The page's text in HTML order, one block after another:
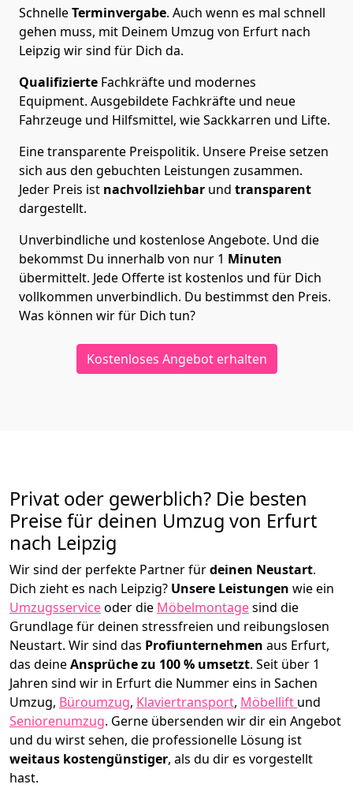
SchnelleTerminvergabe. Auch wenn es mal schnell
gehen muss, mit Deinem Umzug von Erfurt nach
Leipzig wir sind für Dich da.
Qualifizierte Fachkräfte und modernes
Equipment. Ausgebildete Fachkräfte und neue
Fahrzeuge und Hilfsmittel, wie Sackkarren und Lifte.
Eine transparente Preispolitik. Unsere Preise setzen
sich aus den gebuchten Leistungen zusammen.
Jeder Preis ist nachvollziehbar und transparent
dargestellt.
Unverbindliche und kostenlose Angebote. Und die
bekommst Du innerhalb von nur 1 Minuten
übermittelt. Jede Offerte ist kostenlos und für Dich
vollkommen unverbindlich. Du bestimmst den Preis.
Was können wir für Dich tun?
Kostenloses Angebot erhalten
Privat oder gewerblich? Die besten
Preise für deinen Umzug von Erfurt
nach Leipzig
Wir sind der perfekte Partner fürdeinen Neustart.
Dich zieht es nach Leipzig? Unsere Leistungen wie ein
Umzugsserviceoder die Möbelmontagesind die
Grundlage für deinen stressfreien und reibungslosen
Neustart. Wir sind das Profiunternehmen aus Erfurt,
das deineAnsprüche zu 100 % umsetzt. Seit über 1
Jahren sind wir in Erfurt die Nummer eins in Sachen
Umzug, Büroumzug, Klaviertransport, Möbellift und
Seniorenumzug. Gerne übersenden wir dir ein Angebot
und du wirst sehen, die professionelle Lösung ist
weitaus kostengünstiger, als du dir es vorgestellt
hast.